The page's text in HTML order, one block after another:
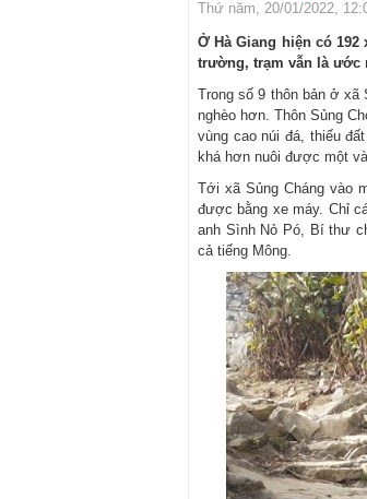
Thứ năm, 20/01/2022,
Ở Hà Giang hiện có
trường, trạm vẫn là ước
Trong số 9 thôn bản ở xã
nghèo hơn. Thôn Sủng
vùng cao núi đá, thiếu
khá hơn nuôi được một
Tới xã Sủng Cháng vào
được bằng xe máy. Chỉ
anh Sình Nỏ Pó, Bí thư
cả tiếng Mông.